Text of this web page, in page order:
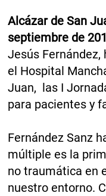
Alcázar de San
septiembre de
Jesús
el Hospital
Juan, las I
para pacientes y
Fernández Sanz
múltiple es la
no traumática en
nuestro entorno.